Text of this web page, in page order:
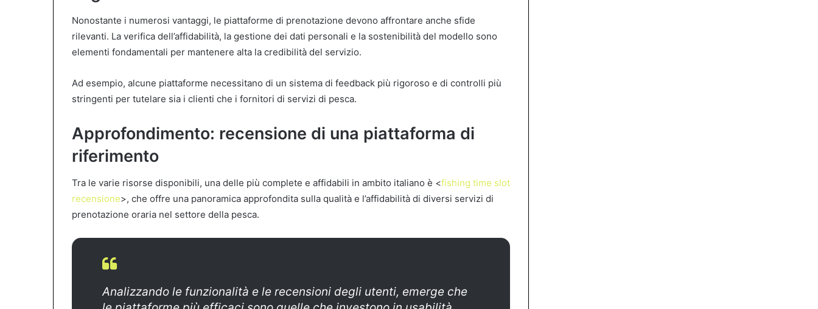
Nonostante i numerosi vantaggi, le piattaforme di prenotazione devono affrontare anche sfide
rilevanti. La verifica dell’affidabilità, la gestione dei dati personali e la sostenibilità del modello sono
elementi fondamentali per mantenere alta la credibilità del servizio.
Ad esempio, alcune piattaforme necessitano di un sistema di feedback più rigoroso e di controlli più
stringenti per tutelare sia i clienti che i fornitori di servizi di pesca.
Approfondimento: recensione di una piattaforma di
riferimento
Tra le varie risorse disponibili, una delle più complete e affidabili in ambito italiano è <fishing time slot
recensione>, che offre una panoramica approfondita sulla qualità e l’affidabilità di diversi servizi di
prenotazione oraria nel settore della pesca.
Analizzando le funzionalità e le recensioni degli utenti, emerge che